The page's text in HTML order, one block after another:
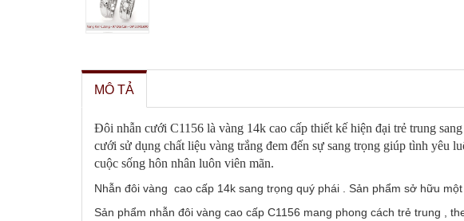
MÔ TẢ
Đôi nhẫn cưới C1156 là vàng 14k cao cấp thiết kế hiện đại trẻ trung
cưới sử dụng chất liệu vàng trắng đem đến sự sang trọng giúp tình yêu
cuộc sống hôn nhân luôn viên mãn.
Nhẫn đôi vàng cao cấp 14k sang trọng quý phái . Sản phẩm sở hữu
Sản phẩm nhẫn đôi vàng cao cấp C1156 mang phong cách trẻ trung ,